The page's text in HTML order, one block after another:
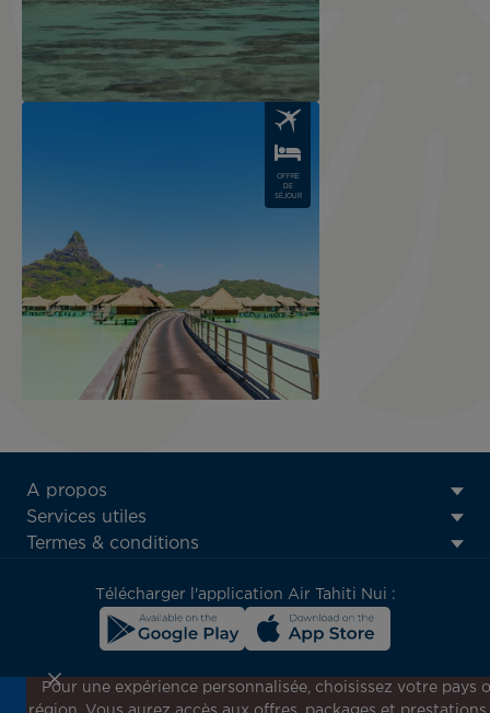
OFFRE
DE
SÉJOUR
ATN:
Footer
menu
A propos
Services utiles
Termes & conditions
Télécharger l'application Air Tahiti Nui :
Pour une expérience personnalisée, choisissez votre pays